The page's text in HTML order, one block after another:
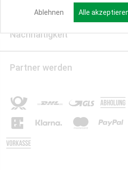
Nachhaltigkeit
Partner werden
Ablehnen Alle